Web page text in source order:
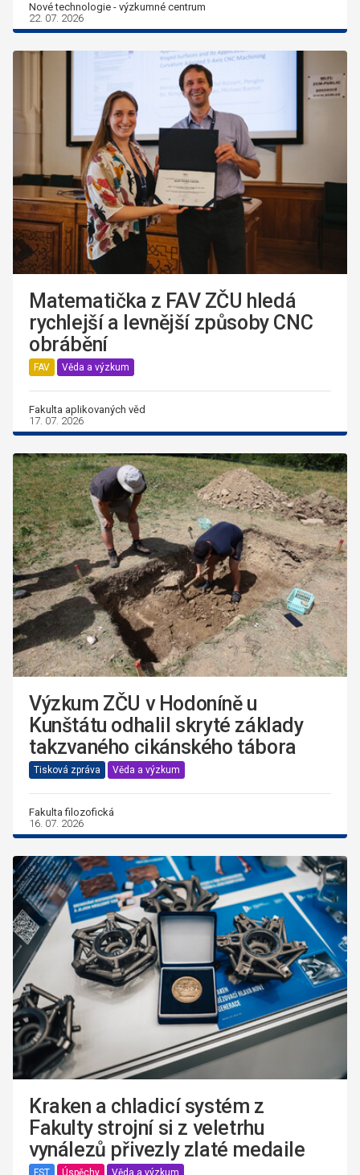
Nové technologie - výzkumné centrum
22. 07. 2026
Matematička z FAV ZČU hledá
rychlejší a levnější způsoby CNC
obrábění
FAV Věda a výzkum
Fakulta aplikovaných věd
17. 07. 2026
Výzkum ZČU v Hodoníně u
Kunštátu odhalil skryté základy
takzvaného cikánského tábora
Tisková zpráva Věda a výzkum
Fakulta filozofická
16. 07. 2026
Kraken a chladicí systém z
Fakulty strojní si z veletrhu
vynálezů přivezly zlaté medaile
FST Úspěchy Věda a výzkum